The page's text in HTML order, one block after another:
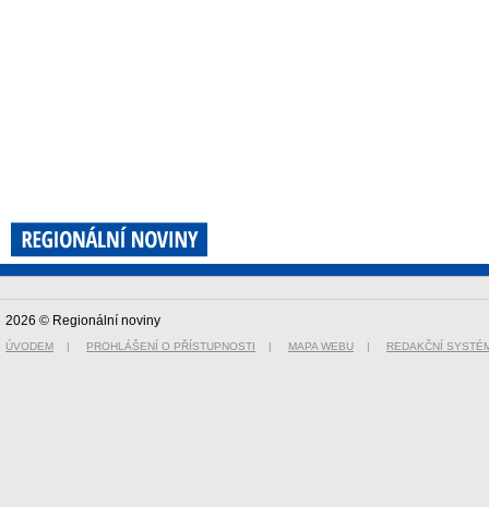
2026 © Regionální noviny
ÚVODEM | PROHLÁŠENÍ O PŘÍSTUPNOSTI | MAPA WEBU | REDAKČNÍ